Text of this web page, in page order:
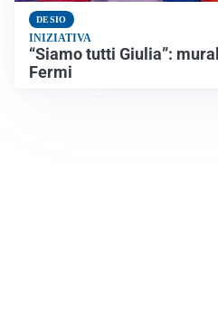
DESIO
INIZIATIVA
“Siamo tutti Giulia”:
Fermi